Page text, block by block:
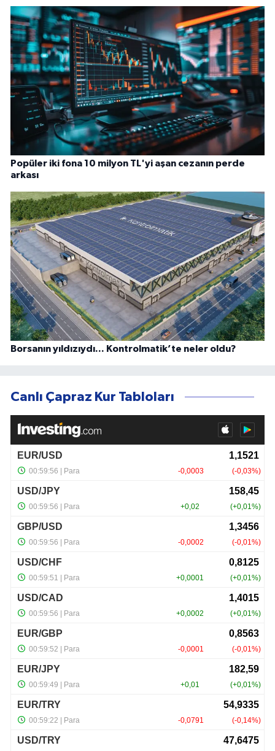
Popüler iki fona 10 milyon TL'yi aşan cezanın perde
arkası
Borsanın yıldızıydı... Kontrolmatik’te neler oldu?
Canlı Çapraz Kur Tabloları